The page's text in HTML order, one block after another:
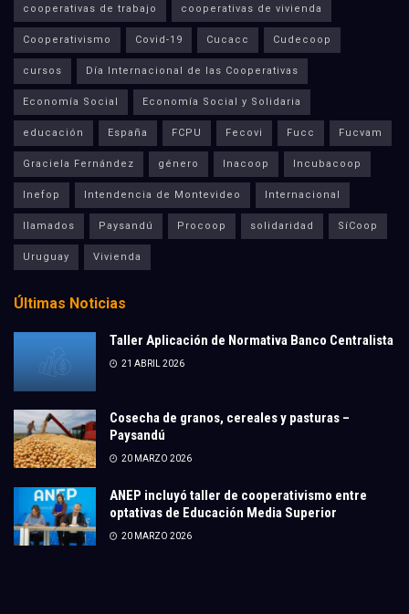
cooperativas de trabajo cooperativas de vivienda
Cooperativismo Covid-19 Cucacc Cudecoop
cursos Día Internacional de las Cooperativas
Economía Social Economía Social y Solidaria
educación España FCPU Fecovi Fucc Fucvam
Graciela Fernández género Inacoop Incubacoop
Inefop Intendencia de Montevideo Internacional
llamados Paysandú Procoop solidaridad SíCoop
Uruguay Vivienda
Últimas Noticias
Taller Aplicación de Normativa Banco Centralista
21 ABRIL 2026
Cosecha de granos, cereales y pasturas –
Paysandú
20 MARZO 2026
ANEP incluyó taller de cooperativismo entre
optativas de Educación Media Superior
20 MARZO 2026